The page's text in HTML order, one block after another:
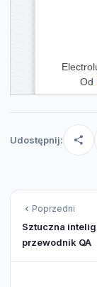
Od
Udostępnij:
Poprzedni
Sztuczna
przewodnik QA